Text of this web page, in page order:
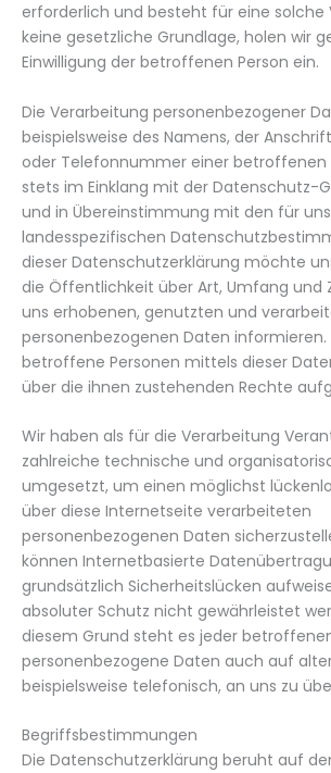
erforderlich und besteht für eine solche
keine gesetzliche Grundlage, holen wir
Einwilligung der betroffenen Person ein.
Die Verarbeitung personenbezogener
beispielsweise des Namens, der
oder Telefonnummer einer betroffenen
stets im Einklang mit der Datenschutz-
und in Übereinstimmung mit den für
landesspezifischen
dieser Datenschutzerklärung möchte
die Öffentlichkeit über Art, Umfang und
uns erhobenen, genutzten und
personenbezogenen Daten informieren.
betroffene Personen mittels dieser
über die ihnen zustehenden Rechte
Wir haben als für die Verarbeitung
zahlreiche technische und
umgesetzt, um einen möglichst
über diese Internetseite verarbeiteten
personenbezogenen Daten
können Internetbasierte
grundsätzlich Sicherheitslücken
absoluter Schutz nicht gewährleistet
diesem Grund steht es jeder
personenbezogene Daten auch auf
beispielsweise telefonisch, an uns zu
Begriffsbestimmungen
Die Datenschutzerklärung beruht auf